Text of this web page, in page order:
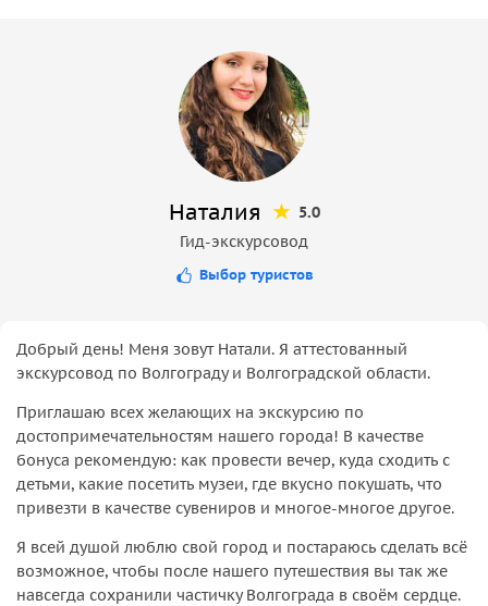
Наталия
5.0
Гид-экскурсовод
Выбор туристов
Добрый день! Меня зовут Натали. Я аттестованный
экскурсовод по Волгограду и Волгоградской области.
Приглашаю всех желающих на экскурсию по
достопримечательностям нашего города! В качестве
бонуса рекомендую: как провести вечер, куда сходить с
детьми, какие посетить музеи, где вкусно покушать, что
привезти в качестве сувениров и многое-многое другое.
Я всей душой люблю свой город и постараюсь сделать всё
возможное, чтобы после нашего путешествия вы так же
навсегда сохранили частичку Волгограда в своём сердце.